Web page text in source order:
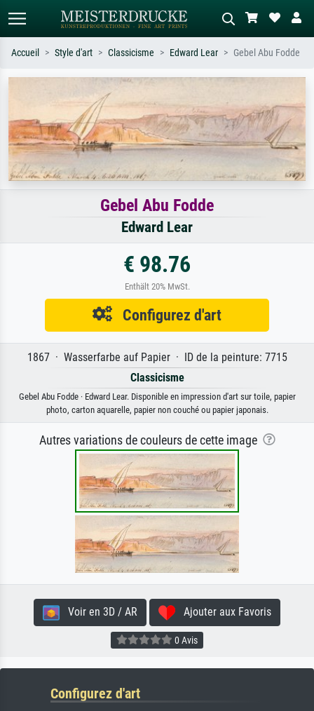
Recherche standard Recherche d'images IA
Recherchez par artiste, titre ou style –
ex. Monet, Nuit étoilée,
impressionnisme, vague de Hokusai,
nu.
Décrivez la scène – ex. prairie verte,
abstrait avec beaucoup de rouge,
tableau sombre, nu debout près d'un
arbre.
Accueil Style d'art Classicisme Edward Lear Gebel Abu Fodde
Gebel Abu Fodde
Edward Lear
€ 98.76
Enthält 20% MwSt.
Configurez d'art
1867 · Wasserfarbe auf Papier · ID de la peinture: 7715
Classicisme
Gebel Abu Fodde · Edward Lear. Disponible en impression d'art sur toile, papier
photo, carton aquarelle, papier non couché ou papier japonais.
Autres variations de couleurs de cette image
Voir en 3D / AR Ajouter aux Favoris
0 Avis
Configurez d'art